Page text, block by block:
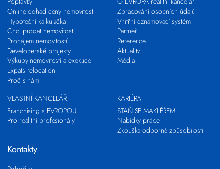
Online odhad ceny nemovitosti
Hypoteční kalkulačka
Chci prodat nemovitost
Pronájem nemovitostí
Developerské projekty
Výkupy nemovitostí a exekuce
Expats relocation
Proč s námi
Zpracování osobních údajů
Vnitřní oznamovací systém
Partneři
Reference
Aktuality
Média
VLASTNÍ KANCELÁŘ
Franchising s EVROPOU
Pro realitní profesionály
KARIÉRA
STAŇ SE MAKLÉŘEM
Nabídky práce
Zkouška odborné způsobilosti
Kontakty